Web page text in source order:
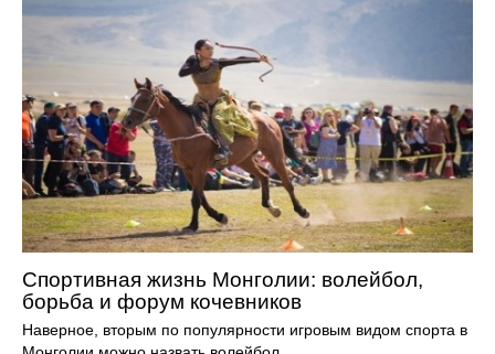
Спортивная жизнь Монголии: волейбол,
борьба и форум кочевников
Наверное, вторым по популярности игровым видом спорта в